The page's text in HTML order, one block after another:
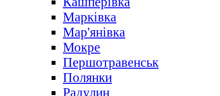
Марківка
Мар'янівка
Мокре
Першотравенськ
Полянки
Радулин